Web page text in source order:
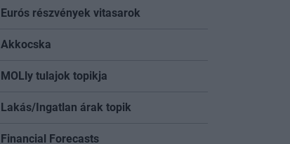
Eurós részvények vitasarok
Akkocska
MOLly tulajok topikja
Lakás/Ingatlan árak topik
Financial Forecasts